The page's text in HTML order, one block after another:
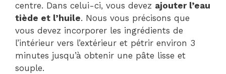
centre. Dans celui-ci, vous devez ajouter l’eau
tiède et l’huile. Nous vous précisons que
vous devez incorporer les ingrédients de
l’intérieur vers l’extérieur et pétrir environ 3
minutes jusqu’à obtenir une pâte lisse et
souple.